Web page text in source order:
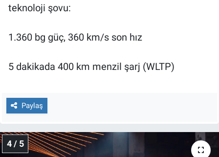
teknoloji şovu:
1.360 bg güç, 360 km/s son hız
5 dakikada 400 km menzil şarj (WLTP)
Paylaş
4 / 5